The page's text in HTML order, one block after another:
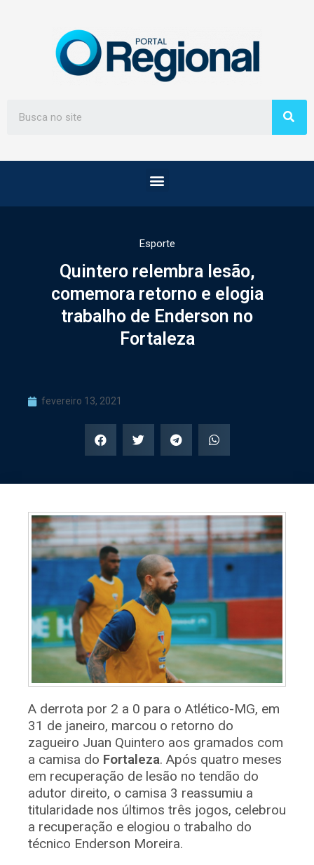
Esporte
Quintero relembra lesão,
comemora retorno e elogia
trabalho de Enderson no
Fortaleza
fevereiro 13, 2021
A derrota por 2 a 0 para o Atlético-MG, em
31 de janeiro, marcou o retorno do
zagueiro Juan Quintero aos gramados com
a camisa do Fortaleza. Após quatro meses
em recuperação de lesão no tendão do
adutor direito, o camisa 3 reassumiu a
titularidade nos últimos três jogos, celebrou
a recuperação e elogiou o trabalho do
técnico Enderson Moreira.